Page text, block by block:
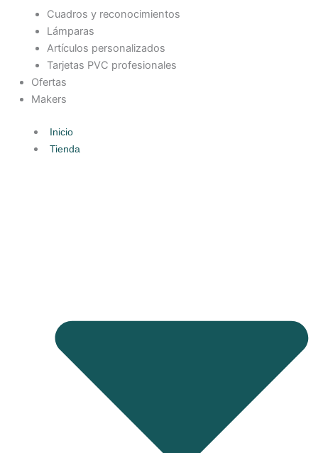
Cuadros y reconocimientos
Lámparas
Artículos personalizados
Tarjetas PVC profesionales
Ofertas
Makers
Inicio
Tienda